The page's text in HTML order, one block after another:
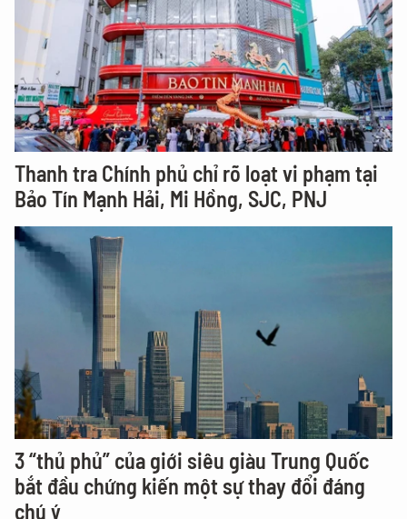
Thanh tra Chính phủ chỉ rõ loạt vi phạm tại
Bảo Tín Mạnh Hải, Mi Hồng, SJC, PNJ
3 “thủ phủ” của giới siêu giàu Trung Quốc
bắt đầu chứng kiến một sự thay đổi đáng
chú ý